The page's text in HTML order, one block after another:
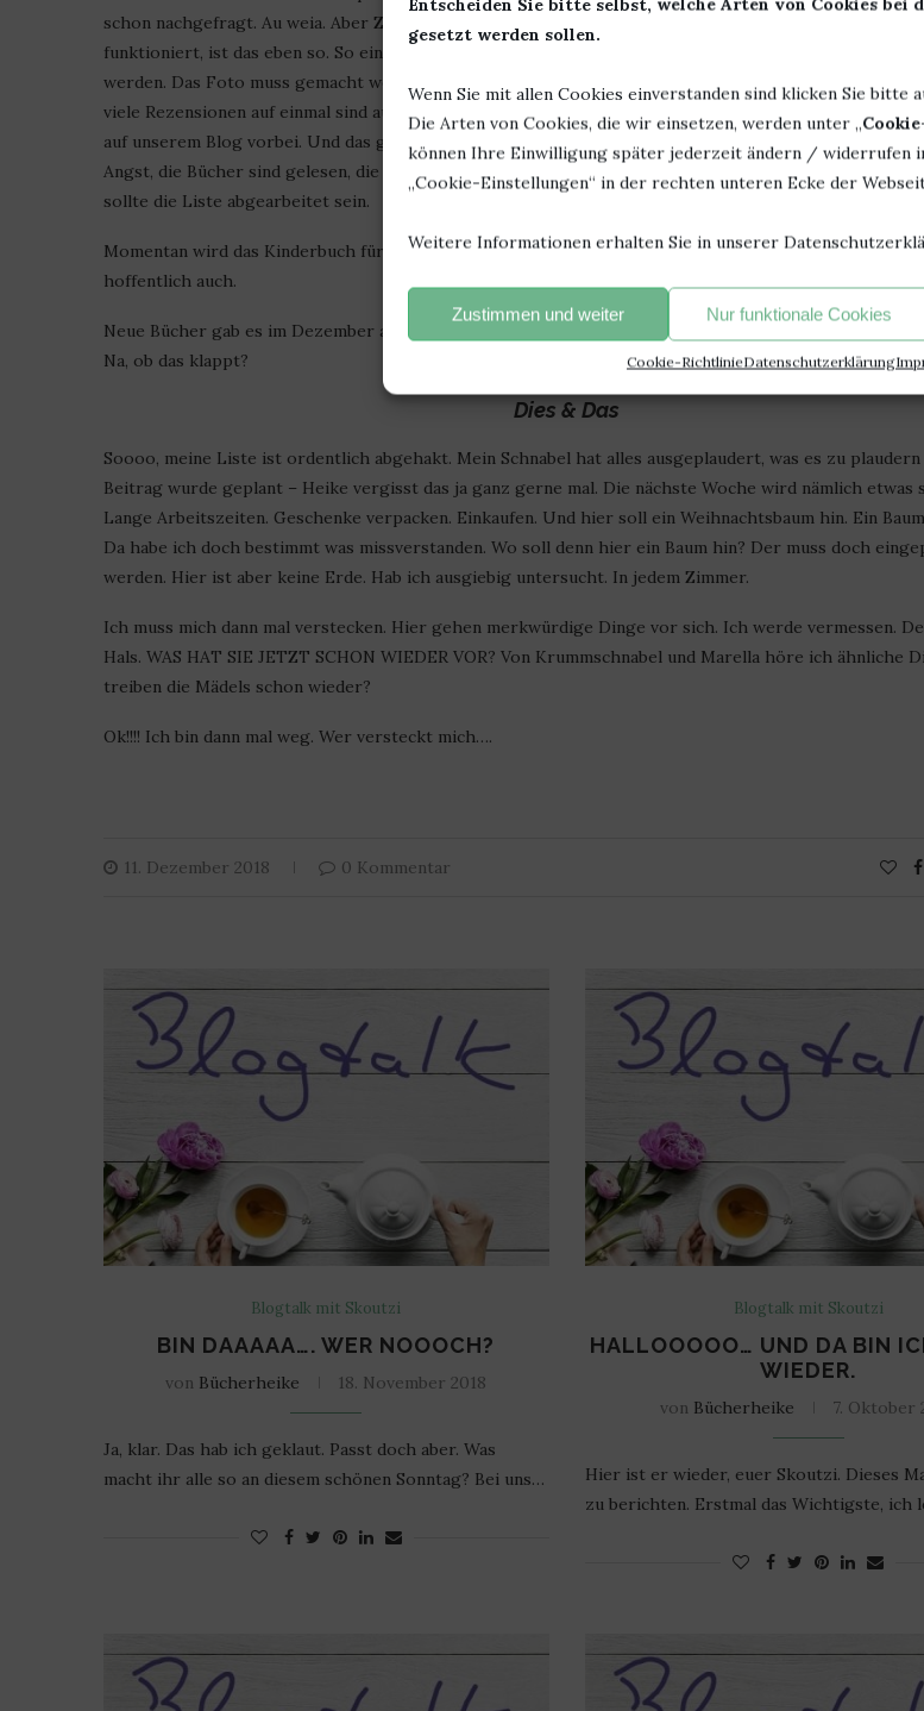
gesetzt werden sollen.
Wenn Sie mit allen Cookies einverstanden sind klicken Sie bitte
Die Arten von Cookies, die wir einsetzen, werden unter „
können Ihre Einwilligung später jederzeit ändern / widerrufen
„Cookie-Einstellungen“ in der rechten unteren Ecke der
Weitere Informationen erhalten Sie in unserer
Zustimmen und weiter Nur funktionale Cookies
Cookie-RichtlinieDatenschutzerklärung
schon nachgefragt. Au weia. Aber Zeit ist eben nur begrenzt und wenn das Arbeitsgerät mehrere
funktioniert, ist das eben so. So ein Reziexemplar muss ja nicht nur gelesen werden. Die Rezi muss
werden. Das Foto muss gemacht werden. Dann braucht man noch die Zeit, um das Ganze auf den Blog
viele Rezensionen auf einmal sind auch blöd. Wenn alle mit Mails bombardiert werden, schaut nachher
auf unserem Blog vorbei. Und das große A wird auch merkwürdig, wenn zu viele auf einmal kommen.
Angst, die Bücher sind gelesen, die Rezis geschrieben (zumindest Stichpunkte gemacht) und bis zum
sollte die Liste abgearbeitet sein.
Momentan wird das Kinderbuch für den Kinderbuchtag im Dezember gelesen. Ich bin schon mal
hoffentlich auch.
Neue Bücher gab es im Dezember absichtlich nicht. Der gute Vorsatz für 2019 lautet: mehr Bücher vom
Na, ob das klappt?
Dies & Das
Soooo, meine Liste ist ordentlich abgehakt. Mein Schnabel hat alles ausgeplaudert, was es zu plaudern
Beitrag wurde geplant – Heike vergisst das ja ganz gerne mal. Die nächste Woche wird nämlich etwas
Lange Arbeitszeiten. Geschenke verpacken. Einkaufen. Und hier soll ein Weihnachtsbaum hin. Ein
Da habe ich doch bestimmt was missverstanden. Wo soll denn hier ein Baum hin? Der muss doch
werden. Hier ist aber keine Erde. Hab ich ausgiebig untersucht. In jedem Zimmer.
Ich muss mich dann mal verstecken. Hier gehen merkwürdige Dinge vor sich. Ich werde vermessen.
Hals. WAS HAT SIE JETZT SCHON WIEDER VOR? Von Krummschnabel und Marella höre ich ähnliche
treiben die Mädels schon wieder?
Ok!!!! Ich bin dann mal weg. Wer versteckt mich….
11. Dezember 2018 0 Kommentar
Blogtalk mit Skoutzi
BIN DAAAAA…. WER NOOOCH?
von Bücherheike 18. November 2018
Ja, klar. Das hab ich geklaut. Passt doch aber. Was
macht ihr alle so an diesem schönen Sonntag? Bei uns…
Blogtalk mit Skoutzi
HALLOOOOO… UND DA BIN
WIEDER.
von Bücherheike 7. Oktober
Hier ist er wieder, euer Skoutzi. Dieses
zu berichten. Erstmal das Wichtigste, ich